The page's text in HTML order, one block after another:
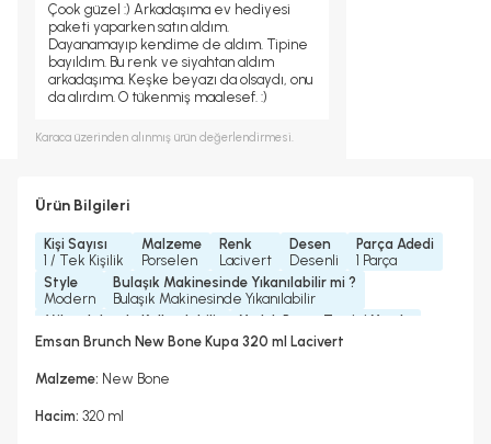
Çook güzel :) Arkadaşıma ev hediyesi
paketi yaparken satın aldım.
Dayanamayıp kendime de aldım. Tipine
bayıldım. Bu renk ve siyahtan aldım
arkadaşıma. Keşke beyazı da olsaydı, onu
da alırdım. O tükenmiş maalesef. :)
Karaca üzerinden alınmış ürün değerlendirmesi.
Ürün Bilgileri
Kişi Sayısı
1 / Tek Kişilik
Malzeme
Porselen
Renk
Lacivert
Desen
Desenli
Parça Adedi
1 Parça
Style
Modern
Bulaşık Makinesinde Yıkanılabilir mi ?
Bulaşık Makinesinde Yıkanılabilir
Mikrodalgada Kullanılabilir
Evet
Yedek Parça Temini Yapılır
Hayır
Standart
Emsan Brunch New Bone Kupa 320 ml Lacivert
Malzeme: New Bone
Hacim: 320 ml